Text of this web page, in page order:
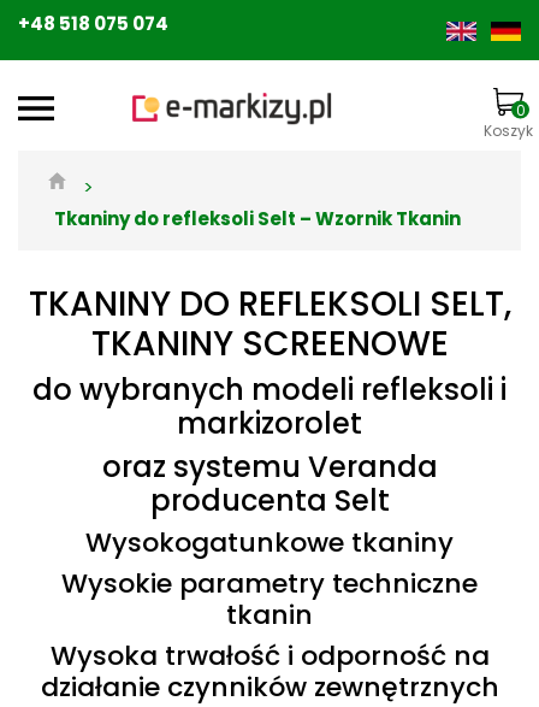
+48 518 075 074
0
Koszyk
>
Tkaniny do refleksoli Selt – Wzornik Tkanin
TKANINY DO REFLEKSOLI SELT,
TKANINY SCREENOWE
do wybranych modeli refleksoli i
markizorolet
oraz systemu Veranda
producenta Selt
Wysokogatunkowe tkaniny
Wysokie parametry techniczne
tkanin
Wysoka trwałość i odporność na
działanie czynników zewnętrznych